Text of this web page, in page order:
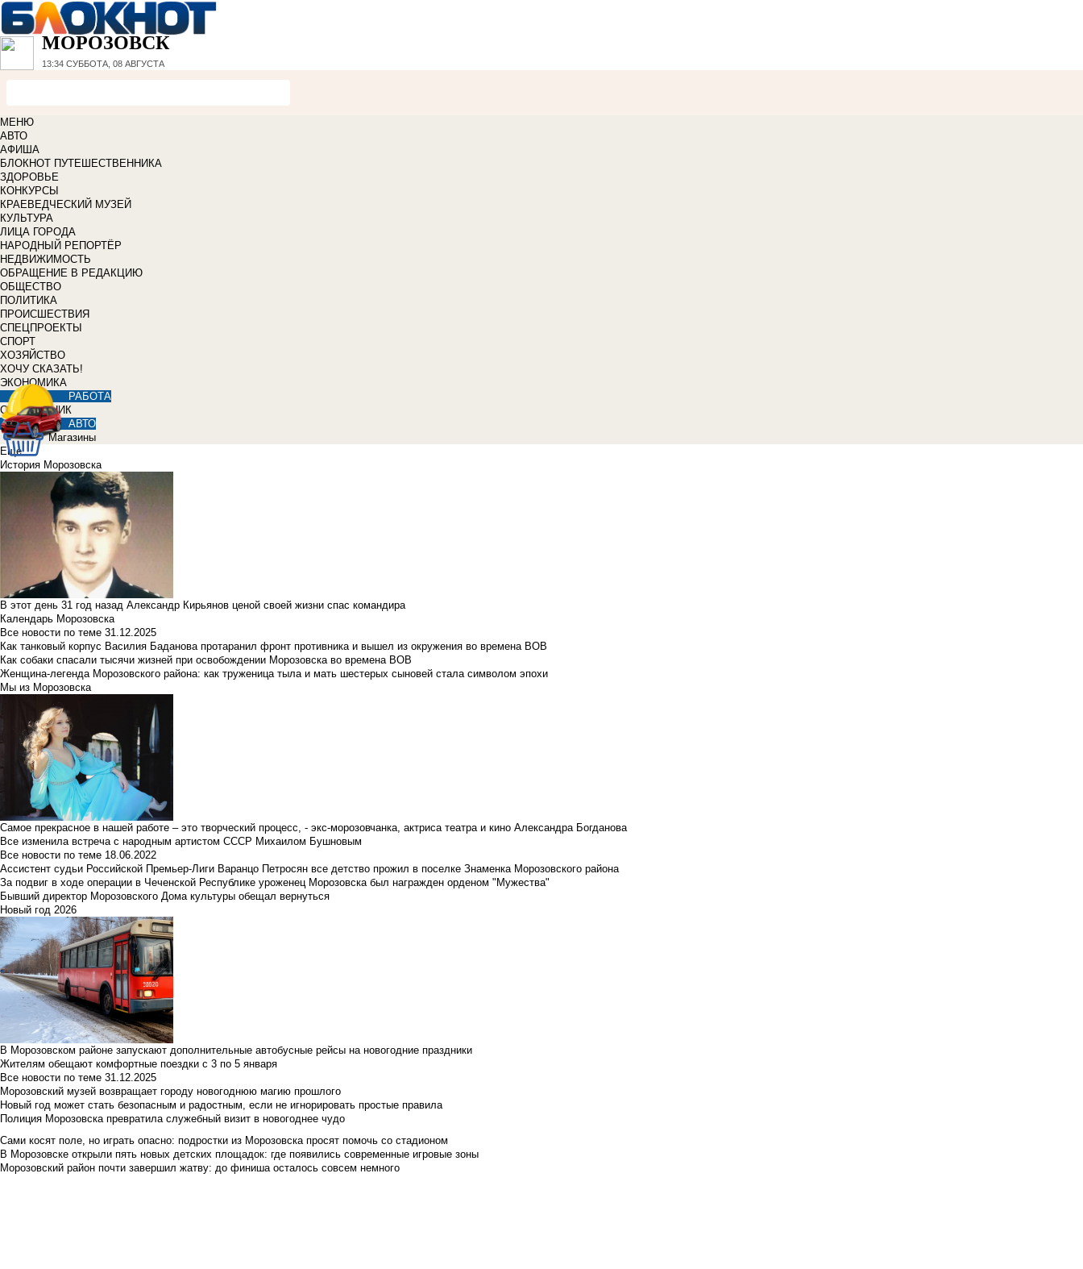
МОРОЗОВСК
13:34 СУББОТА, 08 АВГУСТА
МЕНЮ
АВТО
АФИША
БЛОКНОТ ПУТЕШЕСТВЕННИКА
ЗДОРОВЬЕ
КОНКУРСЫ
КРАЕВЕДЧЕСКИЙ МУЗЕЙ
КУЛЬТУРА
ЛИЦА ГОРОДА
НАРОДНЫЙ РЕПОРТЁР
НЕДВИЖИМОСТЬ
ОБРАЩЕНИЕ В РЕДАКЦИЮ
ОБЩЕСТВО
ПОЛИТИКА
ПРОИСШЕСТВИЯ
СПЕЦПРОЕКТЫ
СПОРТ
ХОЗЯЙСТВО
ХОЧУ СКАЗАТЬ!
ЭКОНОМИКА
РАБОТА
СПРАВОЧНИК
АВТО
Магазины
Еще
История Морозовска
В этот день 31 год назад Александр Кирьянов ценой своей жизни спас командира
Календарь Морозовска
Все новости по теме 31.12.2025
Как танковый корпус Василия Баданова протаранил фронт противника и вышел из окружения во времена ВОВ
Как собаки спасали тысячи жизней при освобождении Морозовска во времена ВОВ
Женщина-легенда Морозовского района: как труженица тыла и мать шестерых сыновей стала символом эпохи
Мы из Морозовска
Самое прекрасное в нашей работе – это творческий процесс, - экс-морозовчанка, актриса театра и кино Александра Богданова
Все изменила встреча с народным артистом СССР Михаилом Бушновым
Все новости по теме 18.06.2022
Ассистент судьи Российской Премьер-Лиги Варанцо Петросян все детство прожил в поселке Знаменка Морозовского района
За подвиг в ходе операции в Чеченской Республике уроженец Морозовска был награжден орденом "Мужества"
Бывший директор Морозовского Дома культуры обещал вернуться
Новый год 2026
В Морозовском районе запускают дополнительные автобусные рейсы на новогодние праздники
Жителям обещают комфортные поездки с 3 по 5 января
Все новости по теме 31.12.2025
Морозовский музей возвращает городу новогоднюю магию прошлого
Новый год может стать безопасным и радостным, если не игнорировать простые правила
Полиция Морозовска превратила служебный визит в новогоднее чудо
Сами косят поле, но играть опасно: подростки из Морозовска просят помочь со стадионом
В Морозовске открыли пять новых детских площадок: где появились современные игровые зоны
Морозовский район почти завершил жатву: до финиша осталось совсем немного